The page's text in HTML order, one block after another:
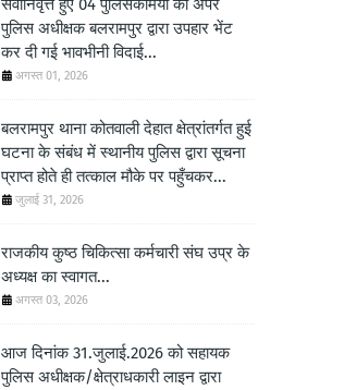
सेवानिवृत्त हुए 04 पुलिसकर्मियों को अपर
पुलिस अधीक्षक बलरामपुर द्वारा उपहार भेंट
कर दी गई भावभीनी विदाई...
अगस्त 01, 2026
बलरामपुर थाना कोतवाली देहात क्षेत्रांतर्गत हुई
घटना के संबंध में स्थानीय पुलिस द्वारा सूचना
प्राप्त होते ही तत्काल मौके पर पहुँचकर...
जुलाई 31, 2026
राजकीय कुष्ठ चिकित्सा कर्मचारी संघ उप्र के
अध्यक्ष का स्वागत...
अगस्त 03, 2026
आज दिनांक 31.जुलाई.2026 को सहायक
पुलिस अधीक्षक/क्षेत्राधकारी लाइन द्वारा